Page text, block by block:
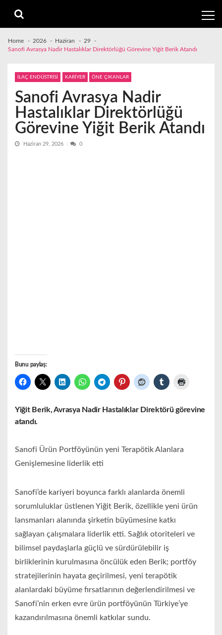
navigation
content
Home 2026 Haziran
29
Sanofi Avrasya Nadir Hastalıklar Direktörlüğü Görevine Yiğit Berik Atandı
İLAÇ ENDÜSTRİSİ KARİYER ÖNE ÇIKANLAR
Sanofi Avrasya Nadir
Hastalıklar Direktörlüğü
Görevine Yiğit Berik Atandı
Haziran 29, 2026 0
Bunu paylaş:
Yiğit Berik, Avrasya Nadir Hastalıklar Direktörü görevine
atandı.
Sanofi Ürün Portföyünün yeni Terapötik Alanlara
Genişlemesine liderlik etti
Sanofi’de kariyeri boyunca farklı alanlarda önemli
sorumluluklar üstlenen Yiğit Berik, özellikle yeni ürün
lansmanları alanında şirketin büyümesine katkı
sağlayan çalışmalara liderlik etti. Sağlık otoriteleri ve
bilimsel paydaşlarla güçlü ve sürdürülebilir iş
birliklerinin kurulmasına öncülük eden Berik; portföy
stratejilerinin hayata geçirilmesi, yeni terapötik
alanlardaki büyüme fırsatlarının değerlendirilmesi ve
Sanofi’nin erken evre ürün portföyünün Türkiye’ye
kazandırılmasına önemli katkılar sundu.